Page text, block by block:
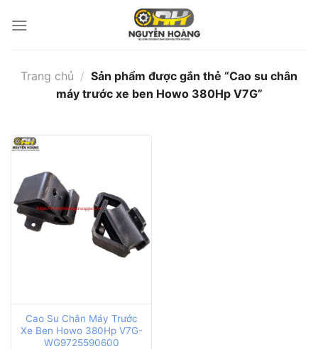
qua
Trang chủ / Sản phẩm được gắn thẻ “Cao su chân
máy trước xe ben Howo 380Hp V7G”
Cao Su Chân Máy Trước
Xe Ben Howo 380Hp V7G-
WG9725590600